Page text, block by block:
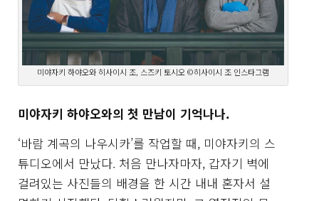
미야자키 하야오와 히사이시 조, 스즈키 토시오 ©히사이시 조 인스타그램
미야자키 하야오와의 첫 만남이 기억나나.
‘바람 계곡의 나우시카’를 작업할 때, 미야자키의 스
튜디오에서 만났다. 처음 만나자마자, 갑자기 벽에
걸려있는 사진들의 배경을 한 시간 내내 혼자서 설